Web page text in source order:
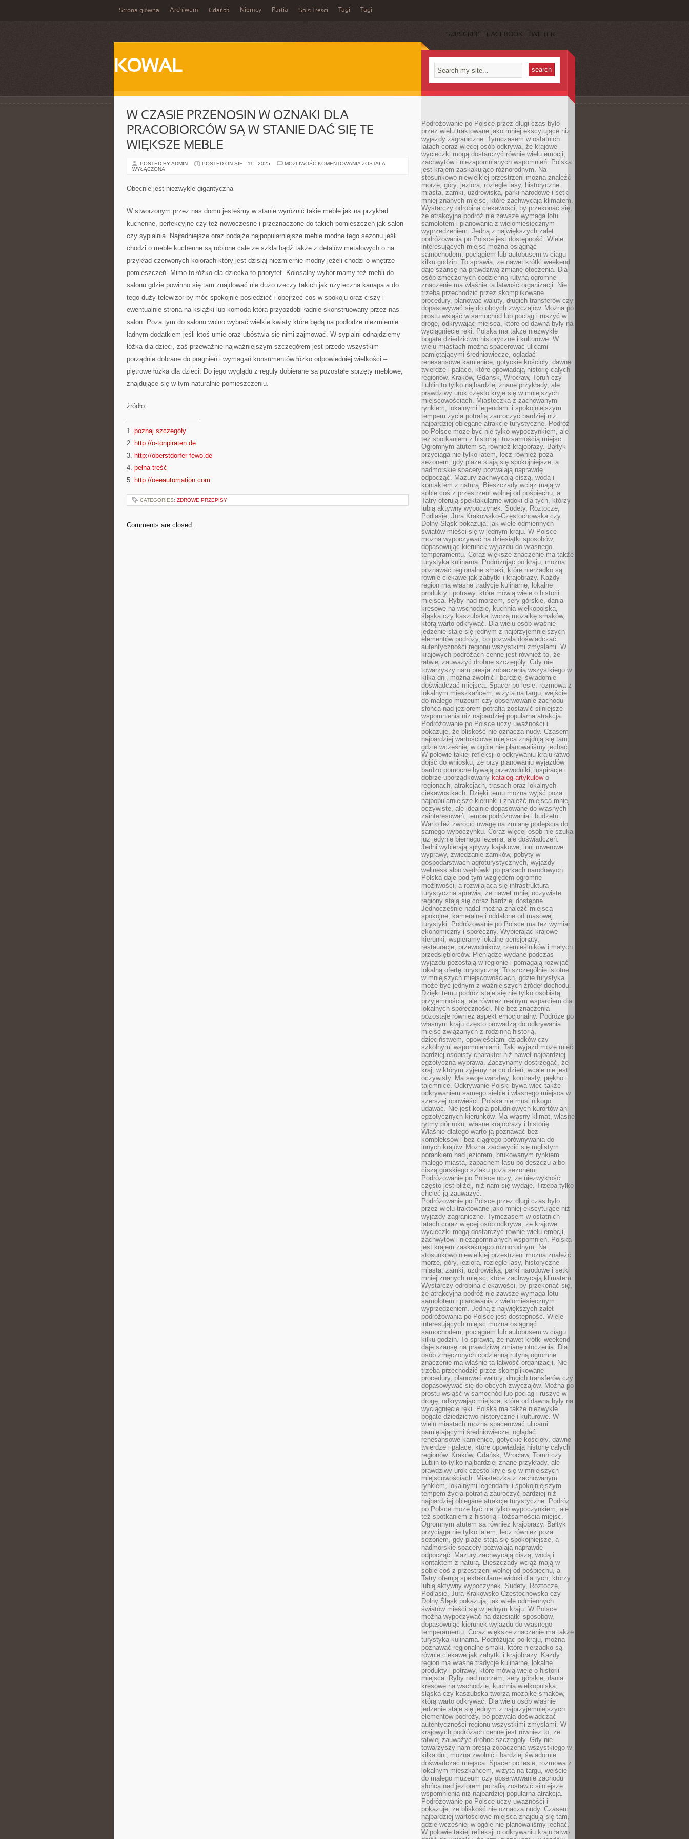
Strona główna Archiwum Gdańsk Niemcy Partia Spis Treści Tagi Tagi
SUBSCRIBE FACEBOOK TWITTER
KOWAL
W CZASIE PRZENOSIN W OZNAKI DLA
PRACOBIORCÓW SĄ W STANIE DAĆ SIĘ TE
WIĘKSZE MEBLE
POSTED BY ADMIN POSTED ON SIE - 11 - 2025 MOŻLIWOŚĆ KOMENTOWANIA W
STANIE
SIĘ
WIĘKSZE
ZOSTAŁA
WYŁĄCZONA
Obecnie jest niezwykle gigantyczna
W stworzonym przez nas domu jesteśmy w stanie wyróżnić takie meble jak na przykład
kuchenne, perfekcyjne czy też nowoczesne i przeznaczone do takich pomieszczeń jak salon
czy sypialnia. Najładniejsze oraz bodajże najpopularniejsze meble modne tego sezonu jeśli
chodzi o meble kuchenne są robione całe ze szkła bądź także z detalów metalowych o na
przykład czerwonych kolorach który jest dzisiaj niezmiernie modny jeżeli chodzi o wnętrze
pomieszczeń. Mimo to łóżko dla dziecka to priorytet. Kolosalny wybór mamy też mebli do
salonu gdzie powinno się tam znajdować nie dużo rzeczy takich jak użyteczna kanapa a do
tego duży telewizor by móc spokojnie posiedzieć i obejrzeć cos w spokoju oraz ciszy i
ewentualnie strona na książki lub komoda która przyozdobi ładnie skonstruowany przez nas
salon. Poza tym do salonu wolno wybrać wielkie kwiaty które będą na podłodze niezmiernie
ładnym dodatkiem jeśli ktoś umie oraz ubóstwia się nimi zajmować. W sypialni odnajdziemy
łóżka dla dzieci, zaś przeważnie najważniejszym szczegółem jest przede wszystkim
porządnie dobrane do pragnień i wymagań konsumentów łóżko odpowiedniej wielkości –
piętrowe łóżka dla dzieci. Do jego wyglądu z reguły dobierane są pozostałe sprzęty meblowe,
znajdujące się w tym naturalnie pomieszczeniu.
źródło:
———————————
1. poznaj szczegóły
2. http://o-tonpiraten.de
3. http://oberstdorfer-fewo.de
4. pełna treść
5. http://oeeautomation.com
CATEGORIES: ZDROWE PRZEPISY
Comments are closed.
Podróżowanie po Polsce przez długi czas było
przez wielu traktowane jako mniej ekscytujące niż
wyjazdy zagraniczne. Tymczasem w ostatnich
latach coraz więcej osób odkrywa, że krajowe
wycieczki mogą dostarczyć równie wielu emocji,
zachwytów i niezapomnianych wspomnień. Polska
jest krajem zaskakująco różnorodnym. Na
stosunkowo niewielkiej przestrzeni można znaleźć
morze, góry, jeziora, rozległe lasy, historyczne
miasta, zamki, uzdrowiska, parki narodowe i setki
mniej znanych miejsc, które zachwycają klimatem.
Wystarczy odrobina ciekawości, by przekonać się,
że atrakcyjna podróż nie zawsze wymaga lotu
samolotem i planowania z wielomiesięcznym
wyprzedzeniem. Jedną z największych zalet
podróżowania po Polsce jest dostępność. Wiele
interesujących miejsc można osiągnąć
samochodem, pociągiem lub autobusem w ciągu
kilku godzin. To sprawia, że nawet krótki weekend
daje szansę na prawdziwą zmianę otoczenia. Dla
osób zmęczonych codzienną rutyną ogromne
znaczenie ma właśnie ta łatwość organizacji. Nie
trzeba przechodzić przez skomplikowane
procedury, planować waluty, długich transferów czy
dopasowywać się do obcych zwyczajów. Można po
prostu wsiąść w samochód lub pociąg i ruszyć w
drogę, odkrywając miejsca, które od dawna były na
wyciągnięcie ręki. Polska ma także niezwykle
bogate dziedzictwo historyczne i kulturowe. W
wielu miastach można spacerować ulicami
pamiętającymi średniowiecze, oglądać
renesansowe kamienice, gotyckie kościoły, dawne
twierdze i pałace, które opowiadają historię całych
regionów. Kraków, Gdańsk, Wrocław, Toruń czy
Lublin to tylko najbardziej znane przykłady, ale
prawdziwy urok często kryje się w mniejszych
miejscowościach. Miasteczka z zachowanym
rynkiem, lokalnymi legendami i spokojniejszym
tempem życia potrafią zauroczyć bardziej niż
najbardziej oblegane atrakcje turystyczne. Podróż
po Polsce może być nie tylko wypoczynkiem, ale
też spotkaniem z historią i tożsamością miejsc.
Ogromnym atutem są również krajobrazy. Bałtyk
przyciąga nie tylko latem, lecz również poza
sezonem, gdy plaże stają się spokojniejsze, a
nadmorskie spacery pozwalają naprawdę
odpocząć. Mazury zachwycają ciszą, wodą i
kontaktem z naturą. Bieszczady wciąż mają w
sobie coś z przestrzeni wolnej od pośpiechu, a
Tatry oferują spektakularne widoki dla tych, którzy
lubią aktywny wypoczynek. Sudety, Roztocze,
Podlasie, Jura Krakowsko-Częstochowska czy
Dolny Śląsk pokazują, jak wiele odmiennych
światów mieści się w jednym kraju. W Polsce
można wypoczywać na dziesiątki sposobów,
dopasowując kierunek wyjazdu do własnego
temperamentu. Coraz większe znaczenie ma także
turystyka kulinarna. Podróżując po kraju, można
poznawać regionalne smaki, które nierzadko są
równie ciekawe jak zabytki i krajobrazy. Każdy
region ma własne tradycje kulinarne, lokalne
produkty i potrawy, które mówią wiele o historii
miejsca. Ryby nad morzem, sery górskie, dania
kresowe na wschodzie, kuchnia wielkopolska,
śląska czy kaszubska tworzą mozaikę smaków,
którą warto odkrywać. Dla wielu osób właśnie
jedzenie staje się jednym z najprzyjemniejszych
elementów podróży, bo pozwala doświadczać
autentyczności regionu wszystkimi zmysłami. W
krajowych podróżach cenne jest również to, że
łatwiej zauważyć drobne szczegóły. Gdy nie
towarzyszy nam presja zobaczenia wszystkiego w
kilka dni, można zwolnić i bardziej świadomie
doświadczać miejsca. Spacer po lesie, rozmowa z
lokalnym mieszkańcem, wizyta na targu, wejście
do małego muzeum czy obserwowanie zachodu
słońca nad jeziorem potrafią zostawić silniejsze
wspomnienia niż najbardziej popularna atrakcja.
Podróżowanie po Polsce uczy uważności i
pokazuje, że bliskość nie oznacza nudy. Czasem
najbardziej wartościowe miejsca znajdują się tam,
gdzie wcześniej w ogóle nie planowaliśmy jechać.
W połowie takiej refleksji o odkrywaniu kraju łatwo
dojść do wniosku, że przy planowaniu wyjazdów
bardzo pomocne bywają przewodniki, inspiracje i
dobrze uporządkowany katalog artykułówo
regionach, atrakcjach, trasach oraz lokalnych
ciekawostkach. Dzięki temu można wyjść poza
najpopularniejsze kierunki i znaleźć miejsca mniej
oczywiste, ale idealnie dopasowane do własnych
zainteresowań, tempa podróżowania i budżetu.
Warto też zwrócić uwagę na zmianę podejścia do
samego wypoczynku. Coraz więcej osób nie szuka
już jedynie biernego leżenia, ale doświadczeń.
Jedni wybierają spływy kajakowe, inni rowerowe
wyprawy, zwiedzanie zamków, pobyty w
gospodarstwach agroturystycznych, wyjazdy
wellness albo wędrówki po parkach narodowych.
Polska daje pod tym względem ogromne
możliwości, a rozwijająca się infrastruktura
turystyczna sprawia, że nawet mniej oczywiste
regiony stają się coraz bardziej dostępne.
Jednocześnie nadal można znaleźć miejsca
spokojne, kameralne i oddalone od masowej
turystyki. Podróżowanie po Polsce ma też wymiar
ekonomiczny i społeczny. Wybierając krajowe
kierunki, wspieramy lokalne pensjonaty,
restauracje, przewodników, rzemieślników i małych
przedsiębiorców. Pieniądze wydane podczas
wyjazdu pozostają w regionie i pomagają rozwijać
lokalną ofertę turystyczną. To szczególnie istotne
w mniejszych miejscowościach, gdzie turystyka
może być jednym z ważniejszych źródeł dochodu.
Dzięki temu podróż staje się nie tylko osobistą
przyjemnością, ale również realnym wsparciem dla
lokalnych społeczności. Nie bez znaczenia
pozostaje również aspekt emocjonalny. Podróże po
własnym kraju często prowadzą do odkrywania
miejsc związanych z rodzinną historią,
dzieciństwem, opowieściami dziadków czy
szkolnymi wspomnieniami. Taki wyjazd może mieć
bardziej osobisty charakter niż nawet najbardziej
egzotyczna wyprawa. Zaczynamy dostrzegać, że
kraj, w którym żyjemy na co dzień, wcale nie jest
oczywisty. Ma swoje warstwy, kontrasty, piękno i
tajemnice. Odkrywanie Polski bywa więc także
odkrywaniem samego siebie i własnego miejsca w
szerszej opowieści. Polska nie musi nikogo
udawać. Nie jest kopią południowych kurortów ani
egzotycznych kierunków. Ma własny klimat, własne
rytmy pór roku, własne krajobrazy i historię.
Właśnie dlatego warto ją poznawać bez
kompleksów i bez ciągłego porównywania do
innych krajów. Można zachwycić się mglistym
porankiem nad jeziorem, brukowanym rynkiem
małego miasta, zapachem lasu po deszczu albo
ciszą górskiego szlaku poza sezonem.
Podróżowanie po Polsce uczy, że niezwykłość
często jest bliżej, niż nam się wydaje. Trzeba tylko
chcieć ją zauważyć.
Podróżowanie po Polsce przez długi czas było
przez wielu traktowane jako mniej ekscytujące niż
wyjazdy zagraniczne. Tymczasem w ostatnich
latach coraz więcej osób odkrywa, że krajowe
wycieczki mogą dostarczyć równie wielu emocji,
zachwytów i niezapomnianych wspomnień. Polska
jest krajem zaskakująco różnorodnym. Na
stosunkowo niewielkiej przestrzeni można znaleźć
morze, góry, jeziora, rozległe lasy, historyczne
miasta, zamki, uzdrowiska, parki narodowe i setki
mniej znanych miejsc, które zachwycają klimatem.
Wystarczy odrobina ciekawości, by przekonać się,
że atrakcyjna podróż nie zawsze wymaga lotu
samolotem i planowania z wielomiesięcznym
wyprzedzeniem. Jedną z największych zalet
podróżowania po Polsce jest dostępność. Wiele
interesujących miejsc można osiągnąć
samochodem, pociągiem lub autobusem w ciągu
kilku godzin. To sprawia, że nawet krótki weekend
daje szansę na prawdziwą zmianę otoczenia. Dla
osób zmęczonych codzienną rutyną ogromne
znaczenie ma właśnie ta łatwość organizacji. Nie
trzeba przechodzić przez skomplikowane
procedury, planować waluty, długich transferów czy
dopasowywać się do obcych zwyczajów. Można po
prostu wsiąść w samochód lub pociąg i ruszyć w
drogę, odkrywając miejsca, które od dawna były na
wyciągnięcie ręki. Polska ma także niezwykle
bogate dziedzictwo historyczne i kulturowe. W
wielu miastach można spacerować ulicami
pamiętającymi średniowiecze, oglądać
renesansowe kamienice, gotyckie kościoły, dawne
twierdze i pałace, które opowiadają historię całych
regionów. Kraków, Gdańsk, Wrocław, Toruń czy
Lublin to tylko najbardziej znane przykłady, ale
prawdziwy urok często kryje się w mniejszych
miejscowościach. Miasteczka z zachowanym
rynkiem, lokalnymi legendami i spokojniejszym
tempem życia potrafią zauroczyć bardziej niż
najbardziej oblegane atrakcje turystyczne. Podróż
po Polsce może być nie tylko wypoczynkiem, ale
też spotkaniem z historią i tożsamością miejsc.
Ogromnym atutem są również krajobrazy. Bałtyk
przyciąga nie tylko latem, lecz również poza
sezonem, gdy plaże stają się spokojniejsze, a
nadmorskie spacery pozwalają naprawdę
odpocząć. Mazury zachwycają ciszą, wodą i
kontaktem z naturą. Bieszczady wciąż mają w
sobie coś z przestrzeni wolnej od pośpiechu, a
Tatry oferują spektakularne widoki dla tych, którzy
lubią aktywny wypoczynek. Sudety, Roztocze,
Podlasie, Jura Krakowsko-Częstochowska czy
Dolny Śląsk pokazują, jak wiele odmiennych
światów mieści się w jednym kraju. W Polsce
można wypoczywać na dziesiątki sposobów,
dopasowując kierunek wyjazdu do własnego
temperamentu. Coraz większe znaczenie ma także
turystyka kulinarna. Podróżując po kraju, można
poznawać regionalne smaki, które nierzadko są
równie ciekawe jak zabytki i krajobrazy. Każdy
region ma własne tradycje kulinarne, lokalne
produkty i potrawy, które mówią wiele o historii
miejsca. Ryby nad morzem, sery górskie, dania
kresowe na wschodzie, kuchnia wielkopolska,
śląska czy kaszubska tworzą mozaikę smaków,
którą warto odkrywać. Dla wielu osób właśnie
jedzenie staje się jednym z najprzyjemniejszych
elementów podróży, bo pozwala doświadczać
autentyczności regionu wszystkimi zmysłami. W
krajowych podróżach cenne jest również to, że
łatwiej zauważyć drobne szczegóły. Gdy nie
towarzyszy nam presja zobaczenia wszystkiego w
kilka dni, można zwolnić i bardziej świadomie
doświadczać miejsca. Spacer po lesie, rozmowa z
lokalnym mieszkańcem, wizyta na targu, wejście
do małego muzeum czy obserwowanie zachodu
słońca nad jeziorem potrafią zostawić silniejsze
wspomnienia niż najbardziej popularna atrakcja.
Podróżowanie po Polsce uczy uważności i
pokazuje, że bliskość nie oznacza nudy. Czasem
najbardziej wartościowe miejsca znajdują się tam,
gdzie wcześniej w ogóle nie planowaliśmy jechać.
W połowie takiej refleksji o odkrywaniu kraju łatwo